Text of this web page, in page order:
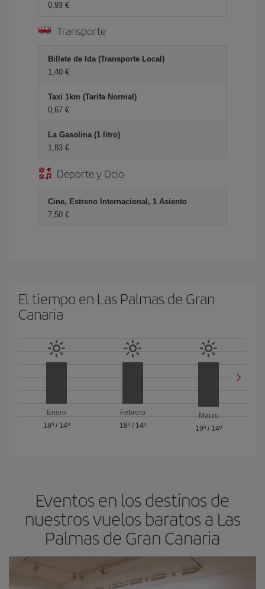
0,93 €
Transporte
Billete de Ida (Transporte Local)
1,40 €
Taxi 1km (Tarifa Normal)
0,67 €
La Gasolina (1 litro)
1,83 €
Deporte y Ocio
Cine, Estreno Internacional, 1 Asiento
7,50 €
El tiempo en Las Palmas de Gran
Canaria
Enero
18º/ 14º
Febrero
18º/ 14º
Marzo
19º / 14º
Eventos en los destinos de
nuestros vuelos baratos a Las
Palmas de Gran Canaria